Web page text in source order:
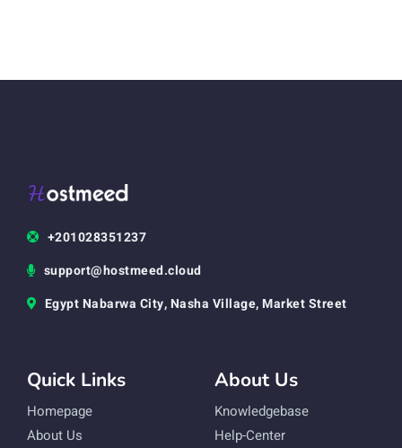
+201028351237
support@hostmeed.cloud
Egypt Nabarwa City, Nasha Village, Market Street
Quick Links
Homepage
About Us
About Us
Knowledgebase
Help-Center